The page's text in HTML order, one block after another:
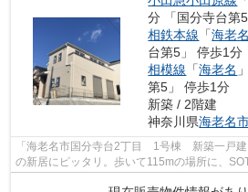
分 「国分寺台第
相鉄本線 「海老名
台第5」 停歩1分
相模線 「海老名
第5」 停歩1分
新築 / 2階建
神奈川県海老名
「海老名市国分寺台2丁目 1号棟 新築一戸
の新居にピッタリ。歩いて115mの場所に、